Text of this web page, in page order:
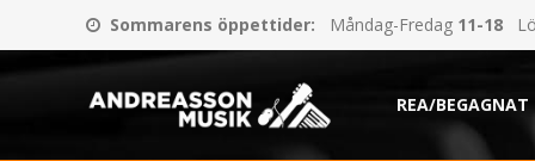
Sommarens öppettider: Måndag-Fredag 11-18
REA/BEGAGNAT